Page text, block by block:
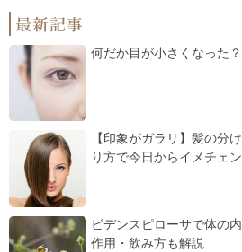
何だか目が小さくなった
【印象がガラリ】髪の分
り方で今日からイメチェン
ビデンスピローサで体の
作用・飲み方も解説